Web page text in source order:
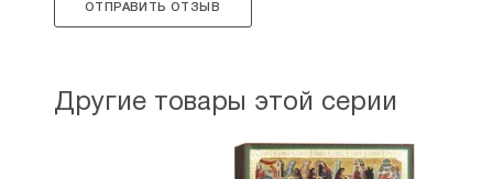
ОТПРАВИТЬ ОТЗЫВ
Другие товары этой серии